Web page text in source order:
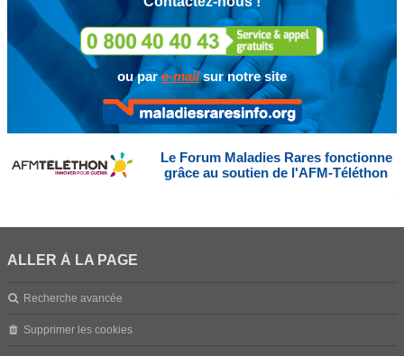
ou pare-mailsur notre site
Le Forum Maladies Rares fonctionne
grâce au soutien de l'AFM-Téléthon
ALLER À LA PAGE
Recherche avancée
Supprimer les cookies